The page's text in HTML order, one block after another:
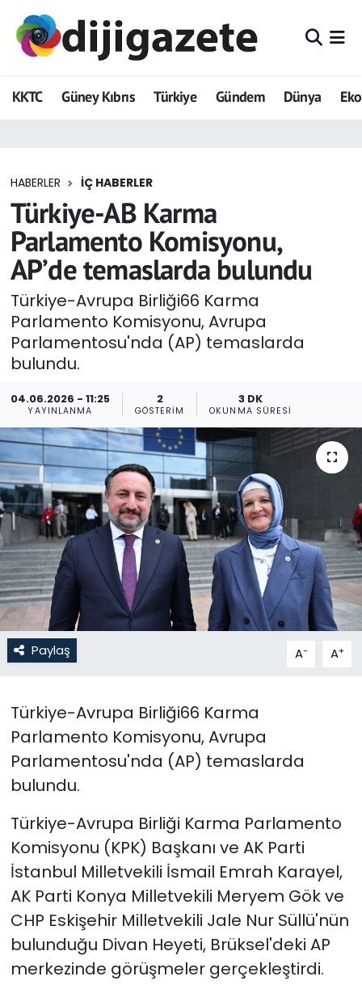
KKTC Güney Kıbrıs Türkiye Gündem Dünya
HABERLER İÇ HABERLER
Türkiye-AB Karma
Parlamento Komisyonu,
AP’de temaslarda bulundu
Türkiye-Avrupa Birliği66 Karma
Parlamento Komisyonu, Avrupa
Parlamentosu'nda (AP) temaslarda
bulundu.
04.06.2026 - 11:25
YAYINLANMA
2
GÖSTERIM
3 DK
OKUNMA SÜRESI
Paylaş A- A+
Türkiye-Avrupa Birliği66 Karma
Parlamento Komisyonu, Avrupa
Parlamentosu'nda (AP) temaslarda
bulundu.
Türkiye-Avrupa Birliği Karma Parlamento
Komisyonu (KPK) Başkanı ve AK Parti
İstanbul Milletvekili İsmail Emrah Karayel,
AK Parti Konya Milletvekili Meryem Gök ve
CHP Eskişehir Milletvekili Jale Nur Süllü'nün
bulunduğu Divan Heyeti, Brüksel'deki AP
merkezinde görüşmeler gerçekleştirdi.
ADVERTORIAL
Dijigazete
Eğitim
Ekonomi
Foto Galeri
GEZİ
Güncel
Gündem
KKTC
KKTC YEREL SEÇİM 2018
Kültür Sanat
Magazin
Moda
Nöbetçi Eczaneler
Politika
SAĞLIK
Teknoloji
TÜRKiYE
Video Galeri
YAŞAM
Hava Durumu
Trafik Durumu
Tüm Manşetler
Son Dakika Haberleri
Haber Arşivi